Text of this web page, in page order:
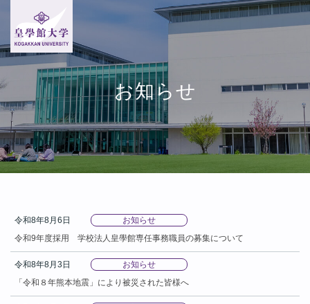
お知らせ
令和8年8月6日
お知らせ
令和9年度採用 学校法人皇學館専任事務職員の募集について
令和8年8月3日
お知らせ
「令和８年熊本地震」により被災された皆様へ